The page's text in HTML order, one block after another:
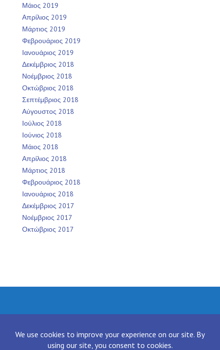
Μάιος 2019
Απρίλιος 2019
Μάρτιος 2019
Φεβρουάριος 2019
Ιανουάριος 2019
Δεκέμβριος 2018
Νοέμβριος 2018
Οκτώβριος 2018
Σεπτέμβριος 2018
Αύγουστος 2018
Ιούλιος 2018
Ιούνιος 2018
Μάιος 2018
Απρίλιος 2018
Μάρτιος 2018
Φεβρουάριος 2018
Ιανουάριος 2018
Δεκέμβριος 2017
Νοέμβριος 2017
Οκτώβριος 2017